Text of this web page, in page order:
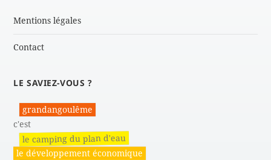
Mentions légales
Contact
LE SAVIEZ-VOUS ?
grandangoulême
c'est
le camping du plan d'eau
le développement économique